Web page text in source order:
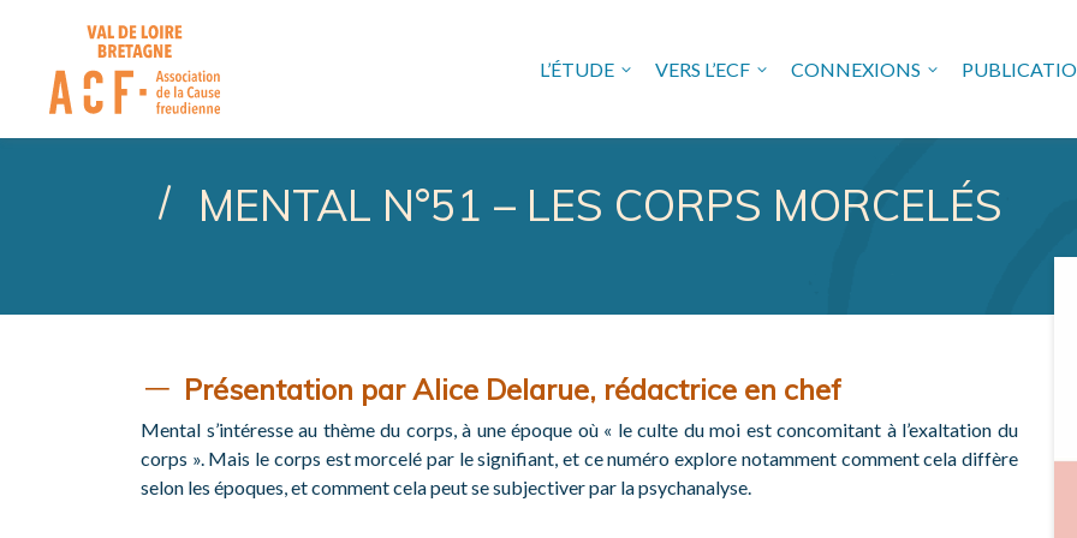
ASSOCIATION DE LA CAUSE FREUDIENNE EN VAL
L’ÉTUDE VERS L’ECF CONNEXIONS
MENTAL N°51 – LES CORPS MORCELÉS
Présentation par Alice Delarue, rédactrice en chef
Mental s’intéresse au thème du corps, à une époque où « le culte du moi est concomitant à l’exaltation du
corps ». Mais le corps est morcelé par le signifiant, et ce numéro explore notamment comment cela diffère
selon les époques, et comment cela peut se subjectiver par la psychanalyse.